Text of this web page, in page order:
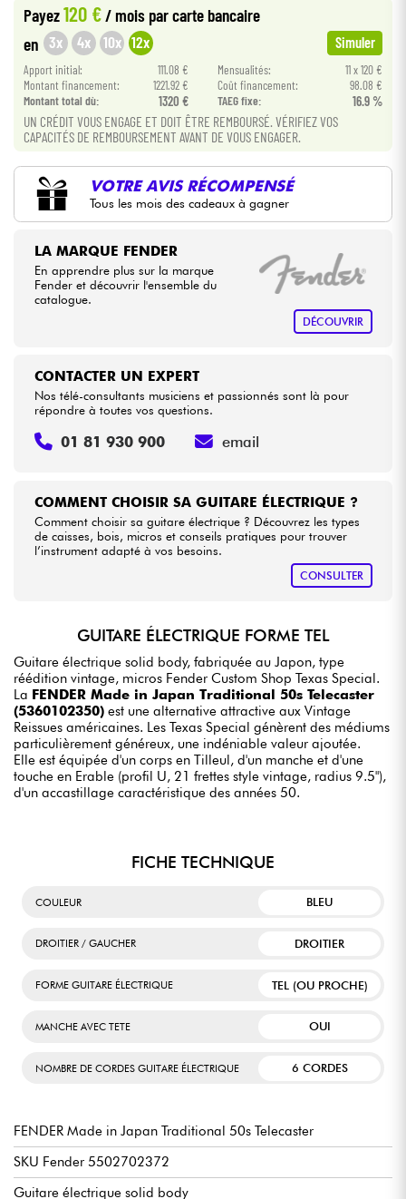
Câbles & Access.
HiFi
Packs
•
• Star'SMusic
Payez120 €/ mois par carte bancaire
en 3x 4x 10x 12x Simuler
Apport initial: 111.08 € Mensualités:
11 x 120 €
Montant financement:
1221.92 € Coût financement:
98.08 €
Montant total dù:
1320 € TAEG fixe: 16.9 %
UN CRÉDIT VOUS ENGAGE ET DOIT ÊTRE REMBOURSÉ. VÉRIFIEZ VOS
CAPACITÉS DE REMBOURSEMENT AVANT DE VOUS ENGAGER.
VOTRE AVIS RÉCOMPENSÉ
Tous les mois des cadeaux à gagner
LA MARQUE FENDER
En apprendre plus sur la marque
Fender et découvrir l'ensemble du
catalogue.
DÉCOUVRIR
COMMENT CHOISIR SA GUITARE ÉLECTRIQUE ?
Comment choisir sa guitare électrique ? Découvrez les types
de caisses, bois, micros et conseils pratiques pour trouver
l’instrument adapté à vos besoins.
CONSULTER
CONTACTER UN EXPERT
Nos télé-consultants musiciens et passionnés sont là pour
répondre à toutes vos questions.
01 81 930 900 email
GUITARE ÉLECTRIQUE FORME TEL
Guitare électrique solid body, fabriquée au Japon, type
réédition vintage, micros Fender Custom Shop Texas Special.
La FENDER Made in Japan Traditional 50s Telecaster
(5360102350) est une alternative attractive aux Vintage
Reissues américaines. Les Texas Special génèrent des médiums
particulièrement généreux, une indéniable valeur ajoutée.
Elle est équipée d'un corps en Tilleul, d'un manche et d'une
touche en Erable (profil U, 21 frettes style vintage, radius 9.5"),
d'un accastillage caractéristique des années 50.
FICHE TECHNIQUE
COULEUR BLEU
DROITIER / GAUCHER DROITIER
FORME GUITARE ÉLECTRIQUE TEL (OU PROCHE)
MANCHE AVEC TETE OUI
NOMBRE DE CORDES GUITARE ÉLECTRIQUE 6 CORDES
FENDER Made in Japan Traditional 50s Telecaster
SKU Fender 5502702372
Guitare électrique solid body